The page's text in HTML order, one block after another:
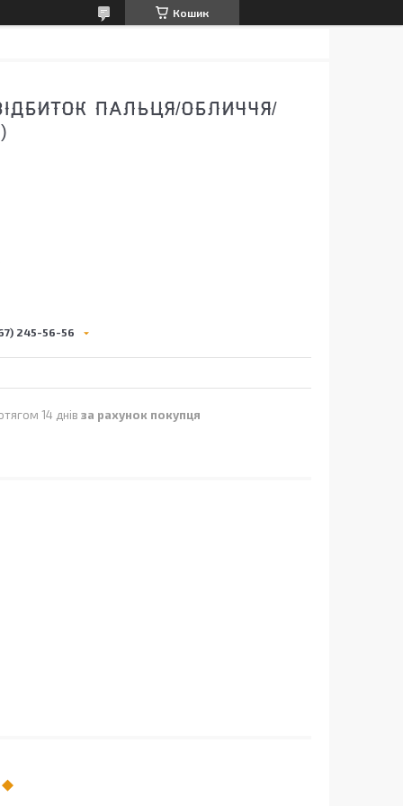
Кошик
ПАЛЬЦЯ/ОБЛИЧЧЯ/
245-56-56
14 днів за рахунок покупця